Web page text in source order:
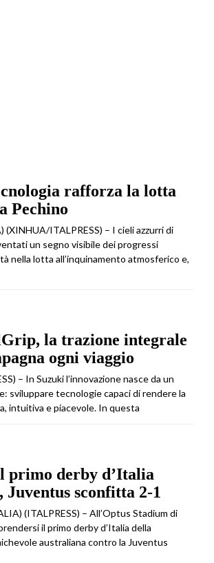
rafforza la lotta
Pechino
(XINHUA/ITALPRESS) – I cieli azzurri di
un segno visibile dei progressi
nella lotta all’inquinamento atmosferico e,
la trazione integrale
ogni viaggio
– In Suzuki l’innovazione nasce da un
sviluppare tecnologie capaci di rendere la
intuitiva e piacevole. In questa
primo derby d’Italia
Juventus sconfitta 2-1
(ITALPRESS) – All’Optus Stadium di
il primo derby d’Italia della
australiana contro la Juventus